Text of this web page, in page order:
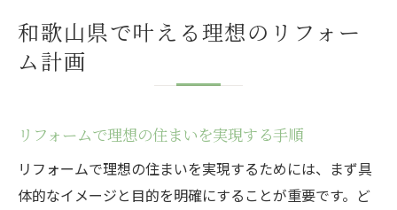
和歌山県で叶える理想のリフォー
ム計画
リフォームで理想の住まいを実現する手順
リフォームで理想の住まいを実現するためには、まず具
体的なイメージと目的を明確にすることが重要です。ど